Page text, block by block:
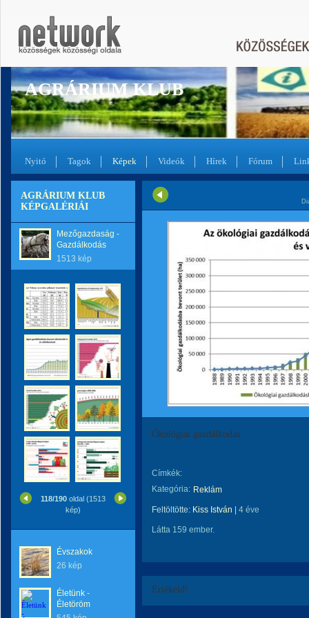
AGRÁRIUM KLUB
Nyitó Tagok Képek Videók Hírek Fórum
AGRÁRIUM KLUB
KÉPGALÉRIÁI
Mezőgazdaság -
Gazdálkodás
1513 kép
118/190 oldal (1513
kép)
Évszakok
26 kép
Életünk -
Életöröm
Őkológiai gazdálkodás
Címkék:
Kategória: Reklám
Feltöltötte: Kiss István 4 éve
Látta 159 ember.
Értékeld!